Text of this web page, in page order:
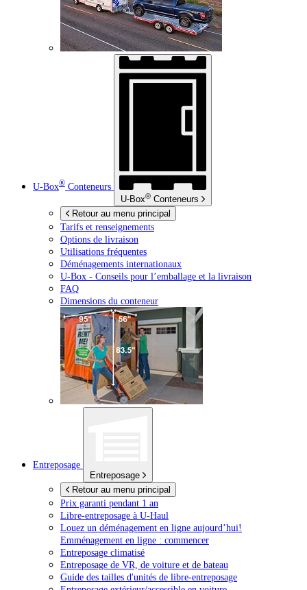
U-Box® Conteneurs
U-Box® Conteneurs
Retour au menu principal
Tarifs et renseignements
Options de livraison
Utilisations fréquentes
Déménagements internationaux
U-Box - Conseils pour l’emballage et la livraison
FAQ
Dimensions du conteneur
Entreposage
Entreposage
Retour au menu principal
Prix garanti pendant 1 an
Libre-entreposage à U-Haul
Louez un déménagement en ligne aujourd’hui!
Emménagement en ligne : commencer
Entreposage climatisé
Entreposage de VR, de voiture et de bateau
Guide des tailles d'unités de libre-entreposage